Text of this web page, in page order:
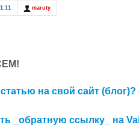
maruty
на свой сайт (блог)?
_обратную ссылку_ на